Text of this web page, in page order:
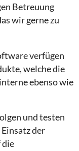
Betreuung
wir gerne zu
verfügen
welche die
ebenso wie
und testen
der
die